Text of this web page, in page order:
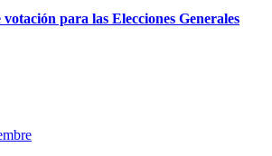
votación para las Elecciones Generales